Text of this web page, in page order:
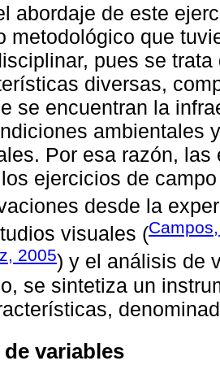
abordaje de este
metodológico que
pues se
diversas,
se encuentran la
ambientales
Por esa razón,
ejercicios de
desde la
visuales (
2005) y el análisis de
se sintetiza un
de variables